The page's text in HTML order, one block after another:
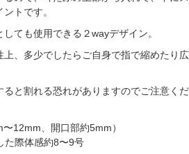
トです。
ても使用できる２wayデザイン。
、多少でしたらご自身で指で縮めたり広
と割れる恐れがありますのでご注意くだ
12mm、開口部約5mm）
た際体感約8〜9号